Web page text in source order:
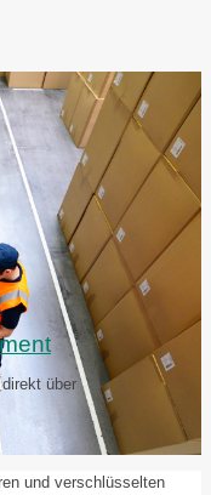
über
und verschlüsselten